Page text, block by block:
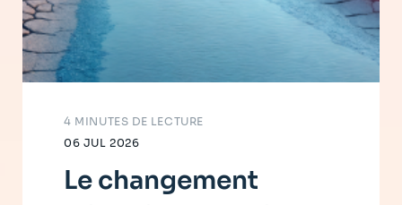
06 JUL 2026
4 MINUTES DE LECTURE
Le changement